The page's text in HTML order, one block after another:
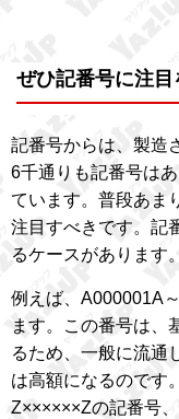
ぜひ記番号に注目
記番号からは、製造
6千通りも記番号は
ています。普段あま
注目すべきです。記
るケースがあります。
例えば、A000001A
ます。この番号は、
るため、一般に流通
は高額になるのです
Z××××××Zの記番号